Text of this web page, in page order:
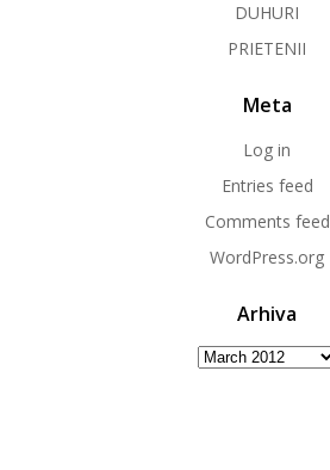
DUHURI
PRIETENII
Meta
Log in
Entries feed
Comments feed
WordPress.org
Arhiva
Arhiva